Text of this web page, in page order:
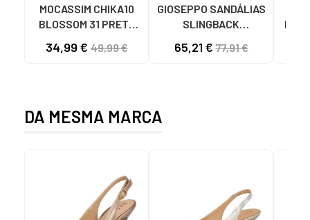
MOCASSIM CHIKA10
BLOSSOM 31 PRETO
34,99 €49,99 €
GIOSEPPO SANDÁLIAS
SLINGBACK
NEGRO
65,21 €77,91 €
DA MESMA MARCA